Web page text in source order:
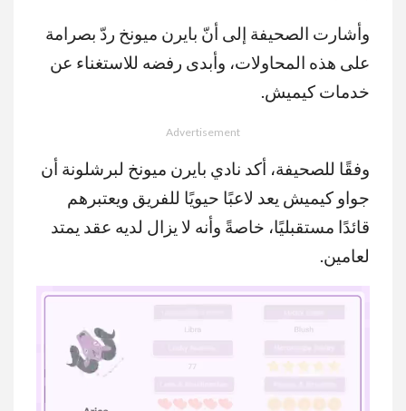
وأشارت الصحيفة إلى أنّ بايرن ميونخ ردّ بصرامة
على هذه المحاولات، وأبدى رفضه للاستغناء عن
خدمات كيميش.
Advertisement
وفقًا للصحيفة، أكد نادي بايرن ميونخ لبرشلونة أن
جواو كيميش يعد لاعبًا حيويًا للفريق ويعتبرهم
قائدًا مستقبليًا، خاصةً وأنه لا يزال لديه عقد يمتد
لعامين.